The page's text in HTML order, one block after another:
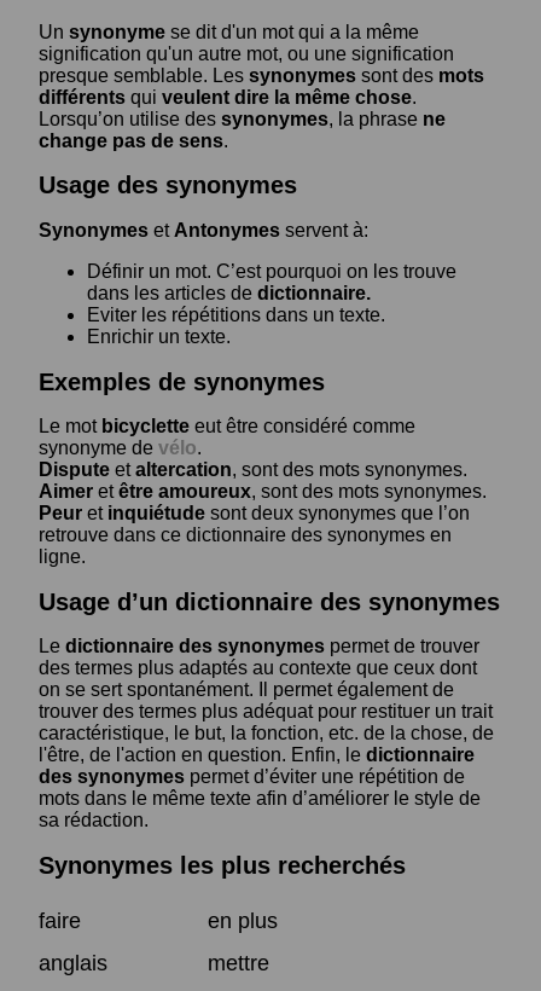
Un synonyme se dit d'un mot qui a la même
signification qu'un autre mot, ou une signification
presque semblable. Les synonymes sont des mots
différents qui veulent dire la même chose.
Lorsqu’on utilise des synonymes, la phrase ne
change pas de sens.
Usage des synonymes
Synonymes et Antonymes servent à:
Définir un mot. C’est pourquoi on les trouve
dans les articles de dictionnaire.
Eviter les répétitions dans un texte.
Enrichir un texte.
Exemples de synonymes
Le mot bicyclette eut être considéré comme
synonyme de vélo.
Dispute etaltercation, sont des mots synonymes.
Aimer etêtre amoureux, sont des mots synonymes.
Peur et inquiétude sont deux synonymes que l’on
retrouve dans ce dictionnaire des synonymes en
ligne.
Usage d’un dictionnaire des synonymes
Le dictionnaire des synonymes permet de trouver
des termes plus adaptés au contexte que ceux dont
on se sert spontanément. Il permet également de
trouver des termes plus adéquat pour restituer un trait
caractéristique, le but, la fonction, etc. de la chose, de
l'être, de l'action en question. Enfin, le dictionnaire
des synonymes permet d’éviter une répétition de
mots dans le même texte afin d’améliorer le style de
sa rédaction.
Synonymes les plus recherchés
faire
en plus
anglais
mettre